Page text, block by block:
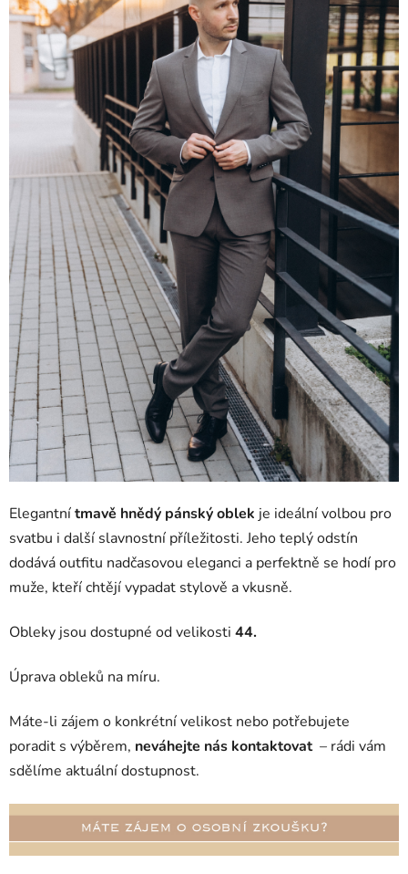
Elegantnítmavě hnědý pánský oblek je ideální volbou pro
svatbu i další slavnostní příležitosti. Jeho teplý odstín
dodává outfitu nadčasovou eleganci a perfektně se hodí pro
muže, kteří chtějí vypadat stylově a vkusně.
Obleky jsou dostupné od velikosti 44.
Úprava obleků na míru.
Máte-li zájem o konkrétní velikost nebo potřebujete
poradit s výběrem, neváhejte nás kontaktovat – rádi vám
sdělíme aktuální dostupnost.